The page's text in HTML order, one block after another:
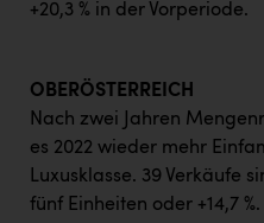
+20,3 % in der Vorperiode.
OBERÖSTERREICH
Nach zwei Jahren
es 2022 wieder mehr
Luxusklasse. 39 Verkäufe
fünf Einheiten oder +14,7